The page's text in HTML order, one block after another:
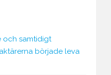
och samtidigt
började leva